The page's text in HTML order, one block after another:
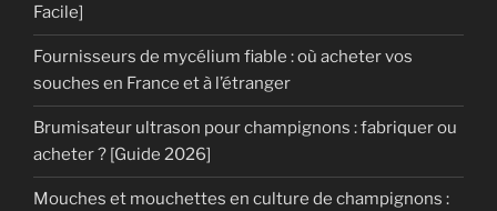
Facile]
Fournisseurs de mycélium fiable : où acheter vos
souches en France et à l’étranger
Brumisateur ultrason pour champignons : fabriquer ou
acheter ? [Guide 2026]
Mouches et mouchettes en culture de champignons :